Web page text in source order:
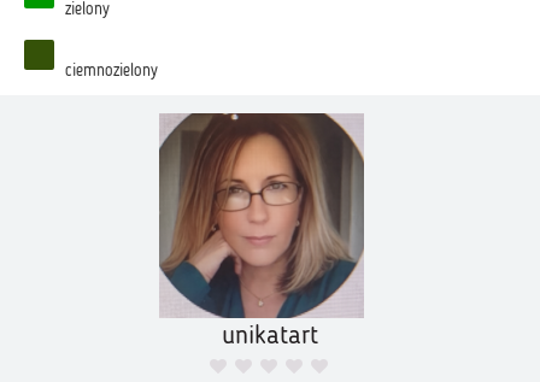
zielony
ciemnozielony
unikatart